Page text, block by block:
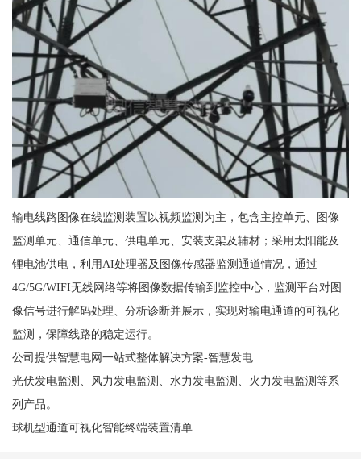
输电线路图像在线监测装置以视频监测为主，包含主控单元、图像
监测单元、通信单元、供电单元、安装支架及辅材；采用太阳能及
锂电池供电，利用AI处理器及图像传感器监测通道情况，通过
4G/5G/WIFI无线网络等将图像数据传输到监控中心，监测平台对图
像信号进行解码处理、分析诊断并展示，实现对输电通道的可视化
监测，保障线路的稳定运行。
公司提供智慧电网一站式整体解决方案-智慧发电
光伏发电监测、风力发电监测、水力发电监测、火力发电监测等系
列产品。
球机型通道可视化智能终端装置清单